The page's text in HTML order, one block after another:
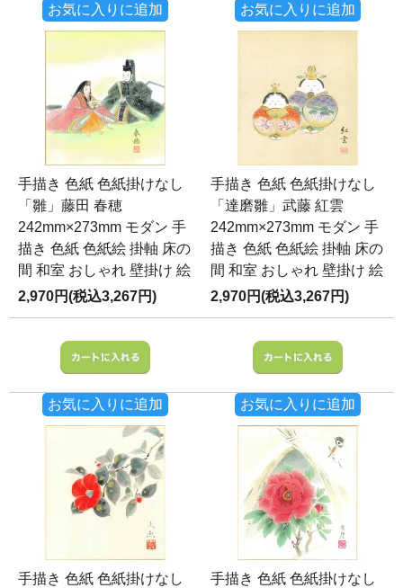
お気に入りに追加 お気に入りに追加
手描き 色紙 色紙掛けなし
「雛」藤田 春穂
242mm×273mm モダン 手
描き 色紙 色紙絵 掛軸 床の
間 和室 おしゃれ 壁掛け 絵
2,970円(税込3,267円)
お気に入りに追加
手描き 色紙 色紙掛けなし
「達磨雛」武藤 紅雲
242mm×273mm モダン 手
描き 色紙 色紙絵 掛軸 床の
間 和室 おしゃれ 壁掛け 絵
2,970円(税込3,267円)
お気に入りに追加
手描き 色紙 色紙掛けなし
手描き 色紙 色紙掛けなし